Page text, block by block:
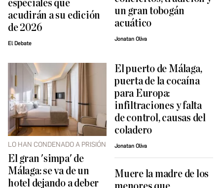
especiales que
acudirán a su edición
de 2026
El Debate
un gran tobogán
acuático
Jonatan Oliva
LO HAN CONDENADO A PRISIÓN
El gran 'simpa' de
Málaga: se va de un
hotel dejando a deber
El puerto de Málaga,
puerta de la cocaína
para Europa:
infiltraciones y falta
de control, causas del
coladero
Jonatan Oliva
Muere la madre de los